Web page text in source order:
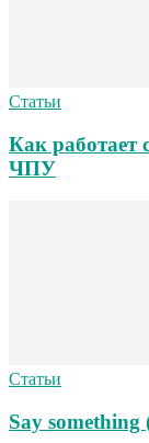
Статьи
Как работает
ЧПУ
Статьи
Say